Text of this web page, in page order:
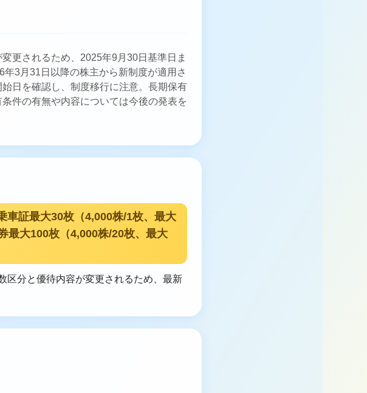
更されるため、2025年9月30日基準日ま
3月31日以降の株主から新制度が適用さ
日を確認し、制度移行に注意。長期保有
件の有無や内容については今後の発表を
車証最大30枚（4,000株/1枚、最大
最大100枚（4,000株/20枚、最大
区分と優待内容が変更されるため、最新